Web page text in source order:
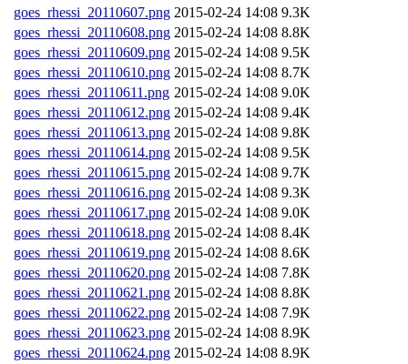
goes_rhessi_20110607.png 2015-02-24 14:08 9.3K
goes_rhessi_20110608.png 2015-02-24 14:08 8.8K
goes_rhessi_20110609.png 2015-02-24 14:08 9.5K
goes_rhessi_20110610.png 2015-02-24 14:08 8.7K
goes_rhessi_20110611.png 2015-02-24 14:08 9.0K
goes_rhessi_20110612.png 2015-02-24 14:08 9.4K
goes_rhessi_20110613.png 2015-02-24 14:08 9.8K
goes_rhessi_20110614.png 2015-02-24 14:08 9.5K
goes_rhessi_20110615.png 2015-02-24 14:08 9.7K
goes_rhessi_20110616.png 2015-02-24 14:08 9.3K
goes_rhessi_20110617.png 2015-02-24 14:08 9.0K
goes_rhessi_20110618.png 2015-02-24 14:08 8.4K
goes_rhessi_20110619.png 2015-02-24 14:08 8.6K
goes_rhessi_20110620.png 2015-02-24 14:08 7.8K
goes_rhessi_20110621.png 2015-02-24 14:08 8.8K
goes_rhessi_20110622.png 2015-02-24 14:08 7.9K
goes_rhessi_20110623.png 2015-02-24 14:08 8.9K
goes_rhessi_20110624.png 2015-02-24 14:08 8.9K